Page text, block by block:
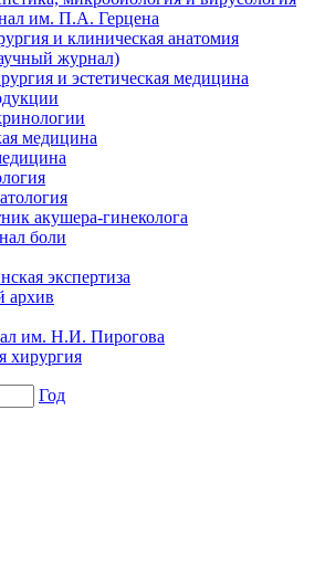
им. П.А. Герцена
и клиническая анатомия
журнал)
и эстетическая медицина
медицина
акушера-гинеколога
боли
экспертиза
архив
им. Н.И. Пирогова
хирургия
Год